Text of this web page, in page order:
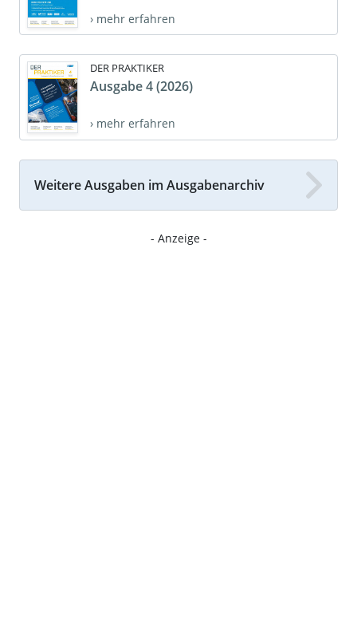
› mehr erfahren
DER PRAKTIKER
Ausgabe 4 (2026)
› mehr erfahren
Weitere Ausgaben im Ausgabenarchiv
- Anzeige -